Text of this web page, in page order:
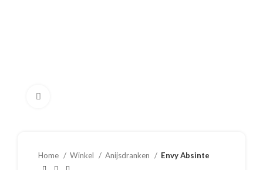
Home Winkel Anijsdranken Envy Absinte